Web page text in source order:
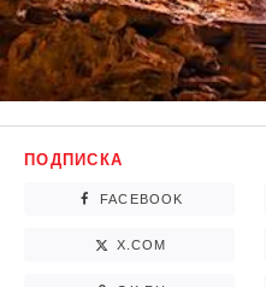
ПОДПИСКА
FACEBOOK
X.COM